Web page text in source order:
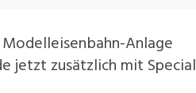
Anlage
jetzt zusätzlich mit Special